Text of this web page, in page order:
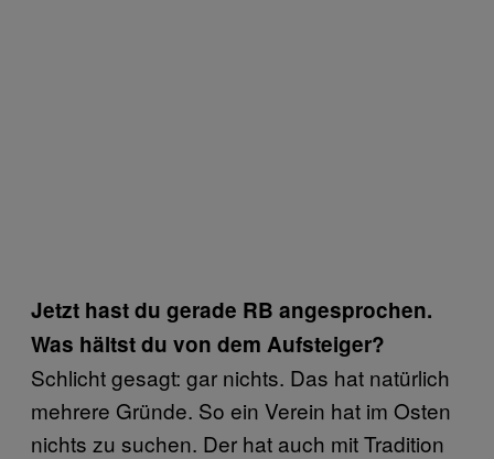
Jetzt hast du gerade RB angesprochen.
Was hältst du von dem Aufsteiger?
Schlicht gesagt: gar nichts. Das hat natürlich
mehrere Gründe. So ein Verein hat im Osten
nichts zu suchen. Der hat auch mit Tradition